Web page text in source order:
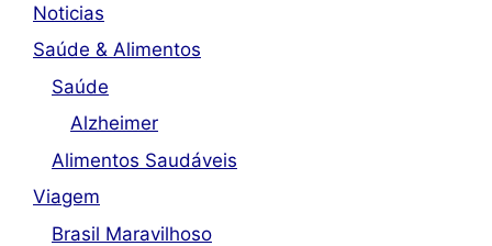
Noticias
Saúde & Alimentos
Saúde
Alzheimer
Alimentos Saudáveis
Viagem
Brasil Maravilhoso